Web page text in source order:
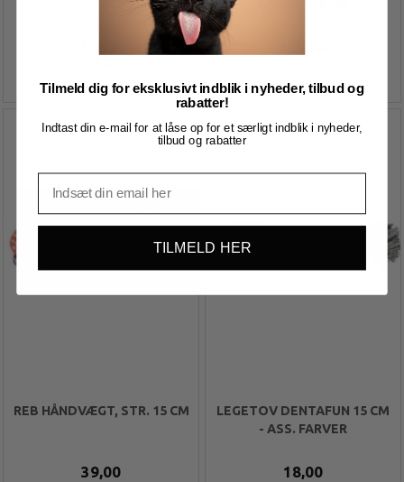
REB HÅNDVÆGT, STR. 15 CM
39,00
LEGETOV DENTAFUN 15 CM
- ASS. FARVER
18,00
Tilmeld dig for eksklusivt indblik i nyheder, tilbud og
rabatter!
Indtast din e-mail for at låse op for et særligt indblik i nyheder,
tilbud og rabatter
TILMELD HER